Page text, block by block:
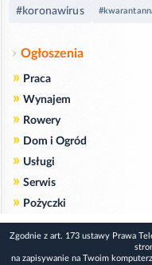
#koronawirus
Ogłoszenia
» Praca
» Wynajem
» Rowery
» Dom i Ogród
» Usługi
» Serwis
» Pożyczki
Zgodnie z art. 173 ustawy Prawa
na zapisywanie na Twoim